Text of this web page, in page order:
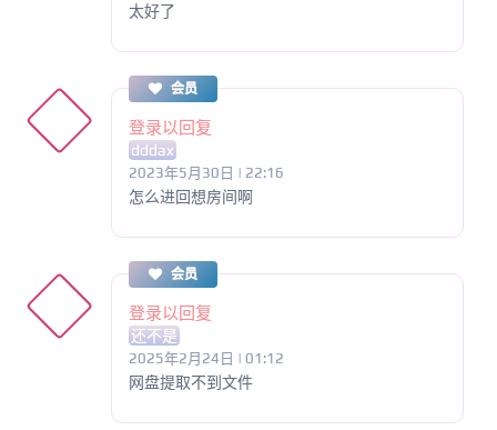
太好了
会员
登录以回复
dddax
2023年5月30日 | 22:16
怎么进回想房间啊
会员
登录以回复
还不是
2025年2月24日 | 01:12
网盘提取不到文件